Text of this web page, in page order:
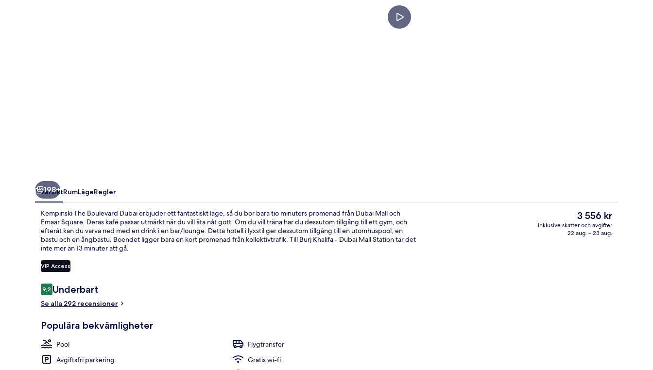
Bröllop inomhus
198+
ÖversiktRumLägeRegler
Kempinski The Boulevard Dubai erbjuder ett fantastiskt läge, så du bor bara tio minuters promenad från Dubai Mall och
Emaar Square. Deras kafé passar utmärkt när du vill äta nåt gott. Om du vill träna har du dessutom tillgång till ett gym, och
efteråt kan du varva ned med en drink i en bar/lounge. Detta hotell i lyxstil ger dessutom tillgång till en utomhuspool, en
bastu och en ångbastu. Boendet ligger bara en kort promenad från kollektivtrafik. Till Burj Khalifa - Dubai Mall Station tar det
inte mer än 13 minuter att gå.
VIP Access
Recensioner
9,29,2 av 10,
Underbart
Se alla 292 recensioner
Populära bekvämligheter
Pool
Flygtransfer
Avgiftsfri parkering
Gratis wi-fi
Det
nuvarande
priset
3 556 kr
inklusive skatter och avgifter
22 aug. – 23 aug.